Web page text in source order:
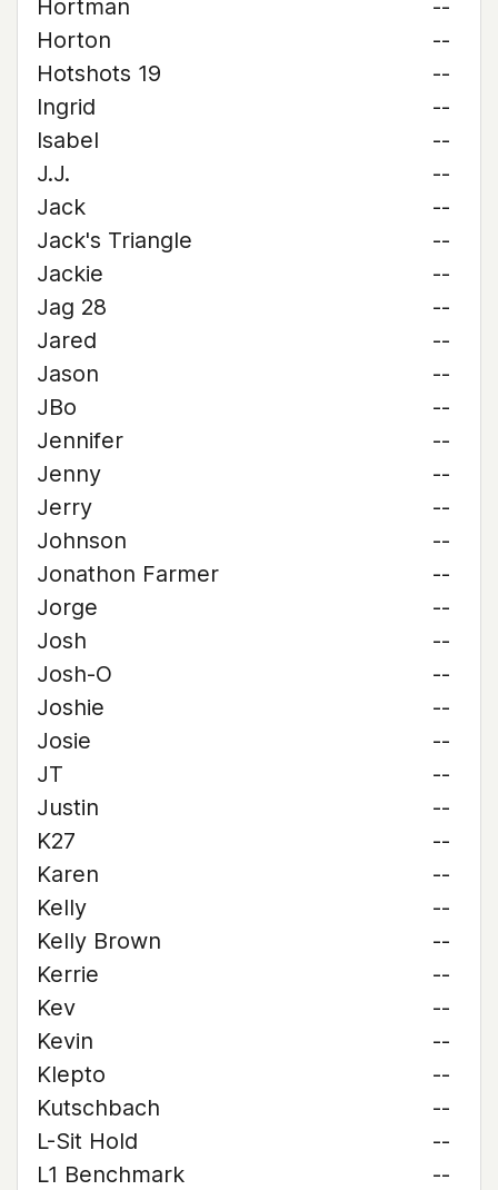
Hortman
--
Horton
--
Hotshots 19
--
Ingrid
--
Isabel
--
J.J.
--
Jack
--
Jack's Triangle
--
Jackie
--
Jag 28
--
Jared
--
Jason
--
JBo
--
Jennifer
--
Jenny
--
Jerry
--
Johnson
--
Jonathon Farmer
--
Jorge
--
Josh
--
Josh-O
--
Joshie
--
Josie
--
JT
--
Justin
--
K27
--
Karen
--
Kelly
--
Kelly Brown
--
Kerrie
--
Kev
--
Kevin
--
Klepto
--
Kutschbach
--
L-Sit Hold
--
L1 Benchmark
--